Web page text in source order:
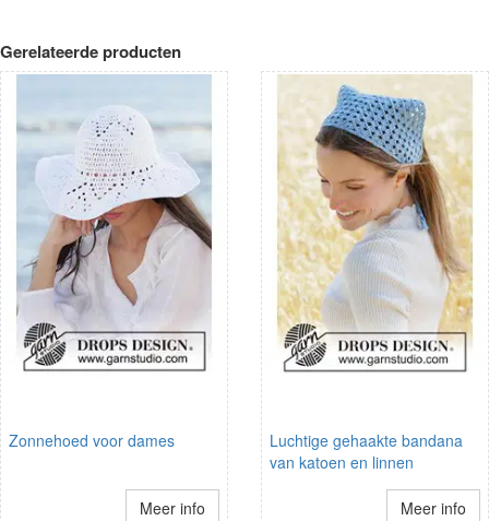
Gerelateerde producten
Zonnehoed voor dames
Meer info
Luchtige gehaakte bandana
van katoen en linnen
Meer info